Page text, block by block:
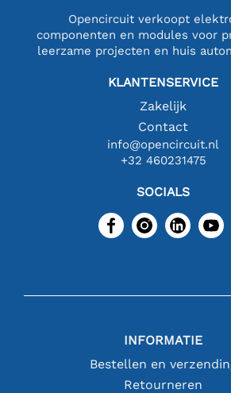
Opencircuit verkoopt
componenten en modules voor
leerzame projecten en huis
KLANTENSERVICE
Zakelijk
Contact
info@opencircuit.nl
+32 460231475
SOCIALS
INFORMATIE
Bestellen en
Retourneren